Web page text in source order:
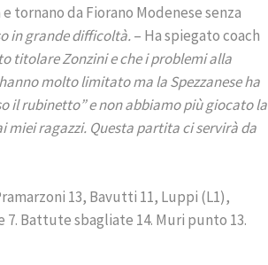
tornano da Fiorano Modenese senza
in grande difficoltà.– Ha spiegato coach
titolare Zonzini e che i problemi alla
molto limitato ma la Spezzanese ha
il rubinetto” e non abbiamo più giocato la
miei ragazzi. Questa partita ci servirà da
13, Bavutti 11, Luppi (L1),
7. Battute sbagliate 14. Muri punto 13.